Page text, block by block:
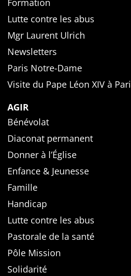
Formation
Lutte contre les abus
Mgr Laurent Ulrich
Newsletters
Paris Notre-Dame
Visite du Pape Léon XIV à
AGIR
Bénévolat
Diaconat permanent
Donner à l’Église
Enfance & Jeunesse
Famille
Handicap
Lutte contre les abus
Pastorale de la santé
Pôle Mission
Solidarité